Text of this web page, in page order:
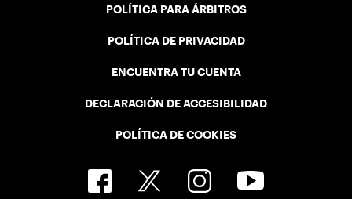
POLÍTICA PARA ÁRBITROS
POLÍTICA DE PRIVACIDAD
ENCUENTRA TU CUENTA
DECLARACIÓN DE ACCESIBILIDAD
POLÍTICA DE COOKIES